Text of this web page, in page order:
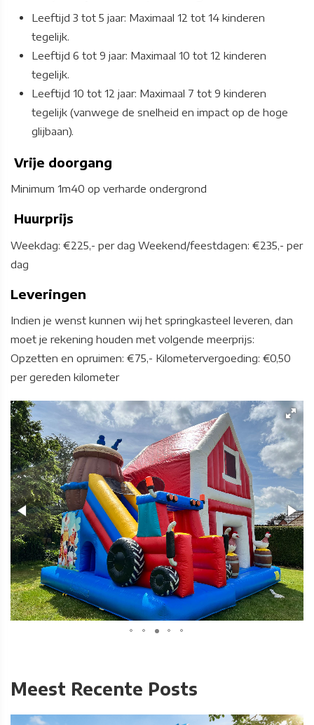
Leeftijd 3 tot 5 jaar: Maximaal 12 tot 14 kinderen
tegelijk.
Leeftijd 6 tot 9 jaar: Maximaal 10 tot 12 kinderen
tegelijk.
Leeftijd 10 tot 12 jaar: Maximaal 7 tot 9 kinderen
tegelijk (vanwege de snelheid en impact op de hoge
glijbaan).
Vrije doorgang
Minimum 1m40 op verharde ondergrond
Huurprijs
Weekdag: €225,- per dag Weekend/feestdagen: €235,- per
dag
Leveringen
Indien je wenst kunnen wij het springkasteel leveren, dan
moet je rekening houden met volgende meerprijs:
Opzetten en opruimen: €75,- Kilometervergoeding: €0,50
per gereden kilometer
Meest Recente Posts